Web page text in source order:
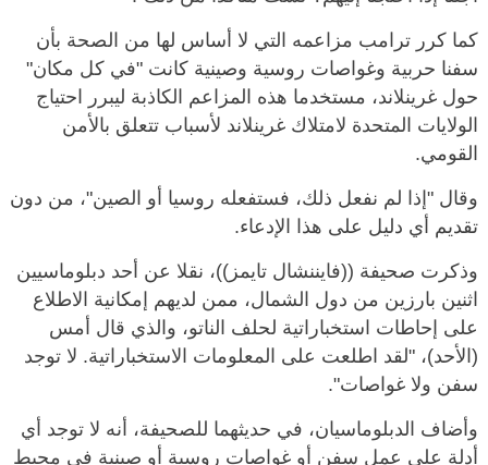
كما كرر ترامب مزاعمه التي لا أساس لها من الصحة بأن
سفنا حربية وغواصات روسية وصينية كانت "في كل مكان"
حول غرينلاند، مستخدما هذه المزاعم الكاذبة ليبرر احتياج
الولايات المتحدة لامتلاك غرينلاند لأسباب تتعلق بالأمن
القومي.
وقال "إذا لم نفعل ذلك، فستفعله روسيا أو الصين"، من دون
تقديم أي دليل على هذا الإدعاء.
وذكرت صحيفة ((فايننشال تايمز))، نقلا عن أحد دبلوماسيين
اثنين بارزين من دول الشمال، ممن لديهم إمكانية الاطلاع
على إحاطات استخباراتية لحلف الناتو، والذي قال أمس
(الأحد)، "لقد اطلعت على المعلومات الاستخباراتية. لا توجد
سفن ولا غواصات".
وأضاف الدبلوماسيان، في حديثهما للصحيفة، أنه لا توجد أي
أدلة على عمل سفن أو غواصات روسية أو صينية في محيط